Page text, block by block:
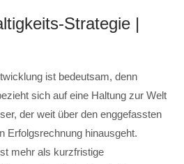
Strategie |
ist bedeutsam, denn
sich auf eine Haltung zur Welt
der weit über den enggefassten
Erfolgsrechnung hinausgeht.
mehr als kurzfristige